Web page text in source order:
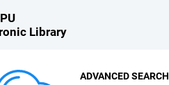
Library
ADVANCED SEARCH